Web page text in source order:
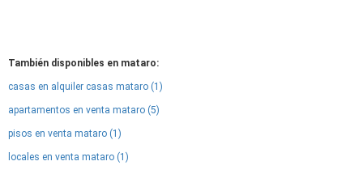
También disponibles en mataro:
casas en alquiler casas mataro (1)
apartamentos en venta mataro (5)
pisos en venta mataro (1)
locales en venta mataro (1)